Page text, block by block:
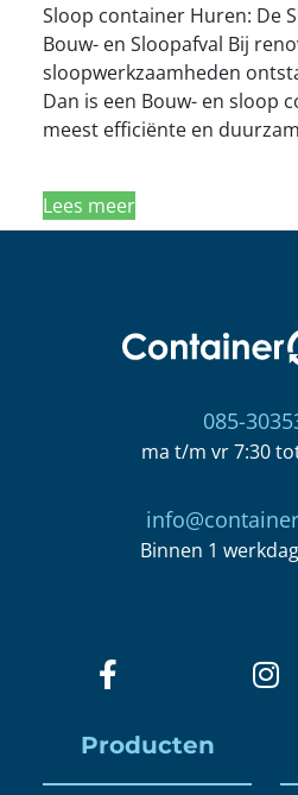
Sloop container Huren: De
Bouw- en Sloopafval Bij
sloopwerkzaamheden
Dan is een Bouw- en sloop
meest efficiënte en
Lees meer
085-
ma t/m vr 7:30
Binnen 1
Producten